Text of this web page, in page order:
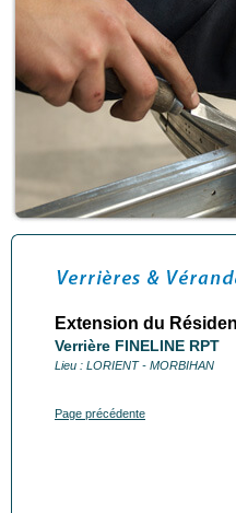
Extension du
Verrière FINELINE RPT
Lieu : LORIENT - MORBIHAN
Page précédente